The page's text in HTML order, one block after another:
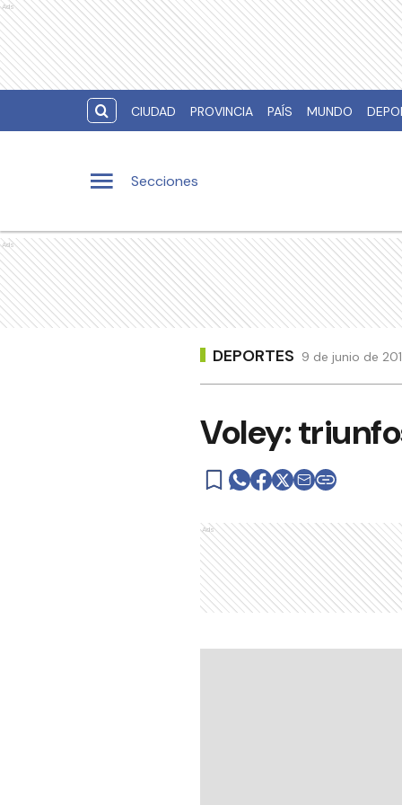
Ads
CIUDAD PROVINCIA PAÍS MUNDO
Secciones
Ads
DEPORTES 9 de junio de
Voley:
Ads